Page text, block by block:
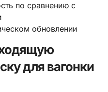
по сравнению с
обновлении
для вагонки